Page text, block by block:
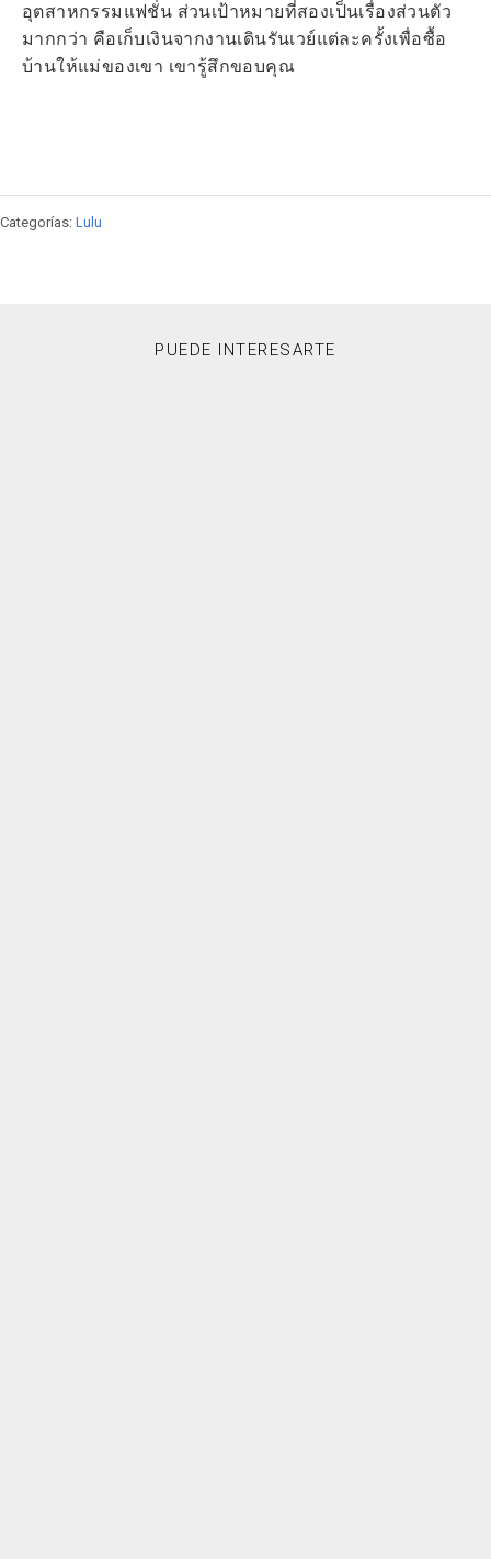
อุตสาหกรรมแฟชั่น ส่วนเป้าหมายที่สองเป็นเรื่องส่วนตัว
มากกว่า คือเก็บเงินจากงานเดินรันเวย์แต่ละครั้งเพื่อซื้อ
บ้านให้แม่ของเขา เขารู้สึกขอบคุณ
Categorías: Lulu
PUEDE INTERESARTE